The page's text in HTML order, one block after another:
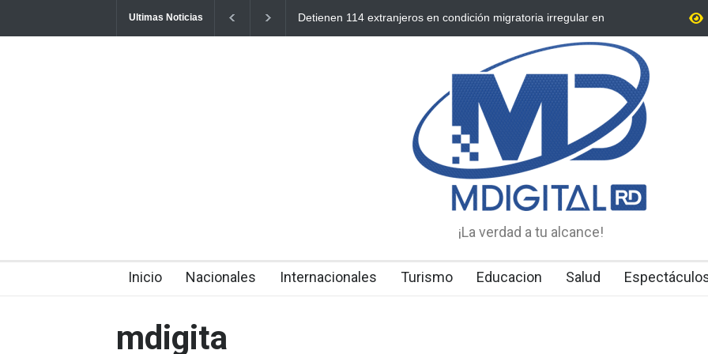
Ultimas Noticias
Detienen 114 extranjeros en condición migratoria irregular en
Condenan dos
y lavado
¡La verdad a tu alcance!
Inicio Nacionales Internacionales Turismo Educacion Salud
mdigita